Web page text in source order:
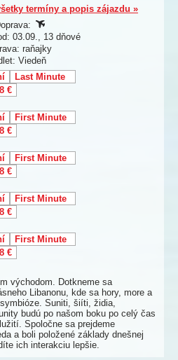
termíny a popis zájazdu »
03.09., 13 dňové
raňajky
Viedeň
Last Minute
€
First Minute
€
First Minute
€
First Minute
€
First Minute
€
východom. Dotkneme sa
Libanonu, kde sa hory, more a
Suniti, šiíti, židia,
budú po našom boku po celý čas
Spoločne sa prejdeme
a boli položené základy dnešnej
ich interakciu lepšie.